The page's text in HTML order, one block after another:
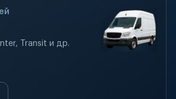
Transit и др.